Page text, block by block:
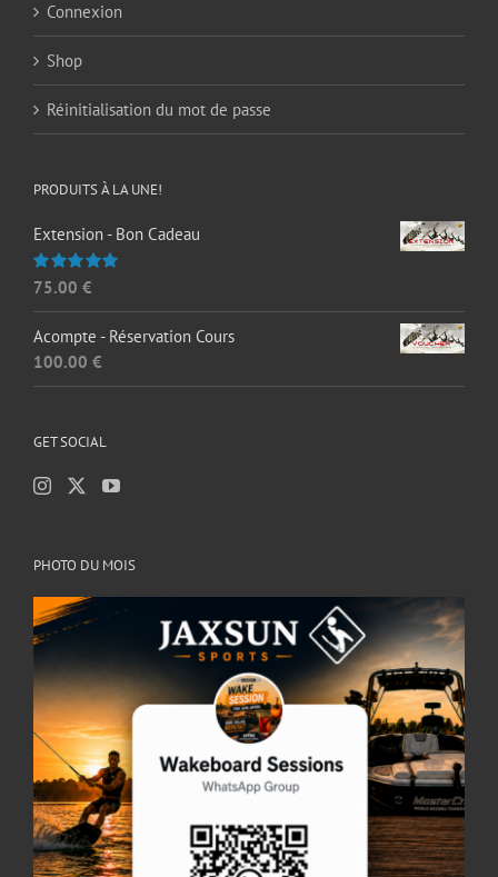
Connexion
Shop
Réinitialisation du mot de passe
PRODUITS À LA UNE!
Extension - Bon Cadeau
Note5.00
75.00 €
Acompte - Réservation Cours
100.00 €
GET SOCIAL
PHOTO DU MOIS